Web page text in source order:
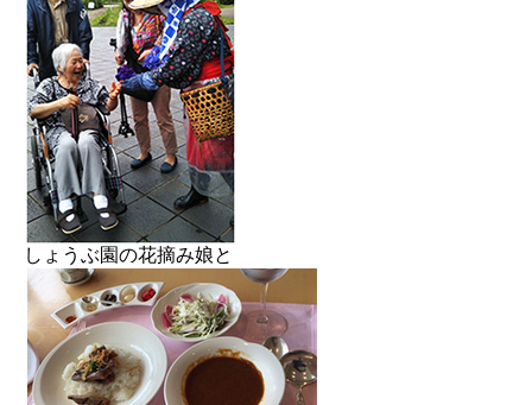
しょうぶ園の花摘み娘と